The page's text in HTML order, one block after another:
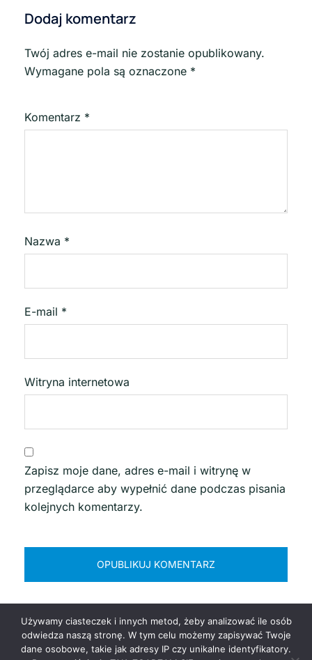
Dodaj komentarz
Twój adres e-mail nie zostanie opublikowany.
Wymagane pola są oznaczone *
Komentarz *
Nazwa *
E-mail *
Witryna internetowa
Zapisz moje dane, adres e-mail i witrynę w
przeglądarce aby wypełnić dane podczas pisania
kolejnych komentarzy.
Używamy ciasteczek i innych metod, żeby analizować ile osób
odwiedza naszą stronę. W tym celu możemy zapisywać Twoje
dane osobowe, takie jak adresy IP czy unikalne identyfikatory.